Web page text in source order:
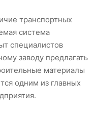
транспортных
система
специалистов
заводу предлагать
материалы
одним из главных